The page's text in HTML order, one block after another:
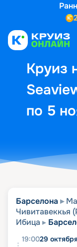
Круиз
по 5
Барселона
Чивитавеккья
Ибица
19:0029